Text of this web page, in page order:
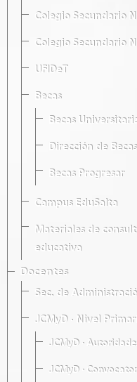
Colegio Secundario
Colegio Secundario
UFIDeT
Becas
Becas
Dirección de Becas
Becas Progresar
Campus EduSalta
Materiales de
educativa
Docentes
Sec. de
JCMyD · Nivel
JCMyD ·
JCMyD ·